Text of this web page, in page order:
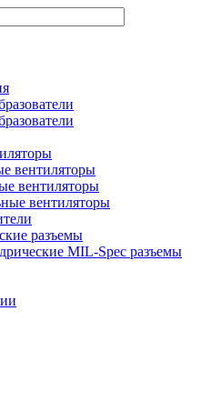
вентиляторы
вентиляторы
вентиляторы
разъемы
MIL-Spec разъемы